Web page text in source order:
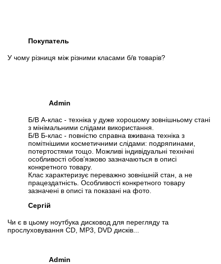
Покупатель
У чому різниця між різними класами б/в товарів?
Admin
Б/В А-клас - техніка у дуже хорошому зовнішньому стані
з мінімальними слідами використання.
Б/В Б-клас - повністю справна вживана техніка з
помітнішими косметичними слідами: подряпинами,
потертостями тощо. Можливі індивідуальні технічні
особливості обов’язково зазначаються в описі
конкретного товару.
Клас характеризує переважно зовнішній стан, а не
працездатність. Особливості конкретного товару
зазначені в описі та показані на фото.
Сергій
Чи є в цьому ноутбука дисковод для перегляду та
прослуховування CD, MP3, DVD дисків...
Admin